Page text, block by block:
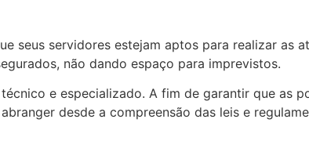
seus servidores estejam aptos para realizar as
não dando espaço para imprevistos.
e especializado. A fim de garantir que as
desde a compreensão das leis e